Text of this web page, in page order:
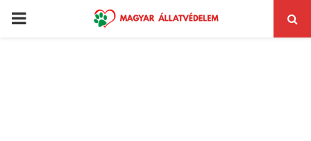
PRIMARY